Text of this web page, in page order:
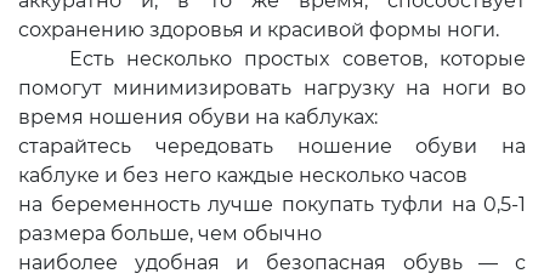
сохранению здоровья и красивой формы ноги.
Есть несколько простых советов, которые
помогут минимизировать нагрузку на ноги во
время ношения обуви на каблуках:
старайтесь чередовать ношение обуви на
каблуке и без него каждые несколько часов
на беременность лучше покупать туфли на 0,5-1
размера больше, чем обычно
наиболее удобная и безопасная обувь — с